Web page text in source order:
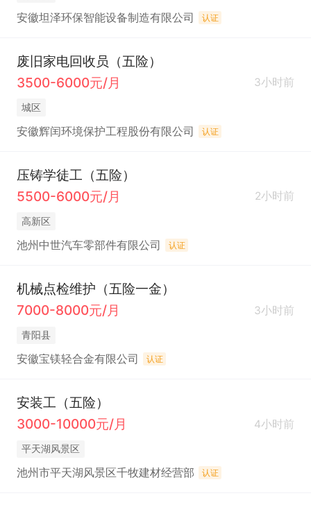
安徽坦泽环保智能设备制造有限公司 认证
废旧家电回收员（五险）
3500-6000元/月
3小时前
城区
安徽辉闰环境保护工程股份有限公司 认证
压铸学徒工（五险）
5500-6000元/月
2小时前
高新区
池州中世汽车零部件有限公司 认证
机械点检维护（五险一金）
7000-8000元/月
3小时前
青阳县
安徽宝镁轻合金有限公司 认证
安装工（五险）
3000-10000元/月
4小时前
平天湖风景区
池州市平天湖风景区千牧建材经营部 认证